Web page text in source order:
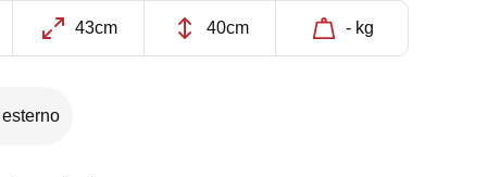
43cm 40cm - kg